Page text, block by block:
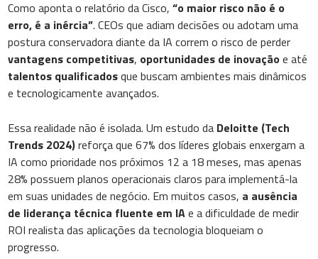
Como aponta o relatório da Cisco,“o maior risco não é o
erro, é a inércia”. CEOs que adiam decisões ou adotam uma
postura conservadora diante da IA correm o risco de perder
vantagens competitivas, oportunidades de inovaçãoe até
talentos qualificadosque buscam ambientes mais dinâmicos
e tecnologicamente avançados.
Essa realidade não é isolada. Um estudo da Deloitte (Tech
Trends 2024)reforça que 67% dos líderes globais enxergam a
IA como prioridade nos próximos 12 a 18 meses, mas apenas
28% possuem planos operacionais claros para implementá-la
em suas unidades de negócio. Em muitos casos, a ausência
de liderança técnica fluente em IAe a dificuldade de medir
ROI realista das aplicações da tecnologia bloqueiam o
progresso.